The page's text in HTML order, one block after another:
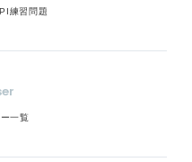
練習問題
一覧